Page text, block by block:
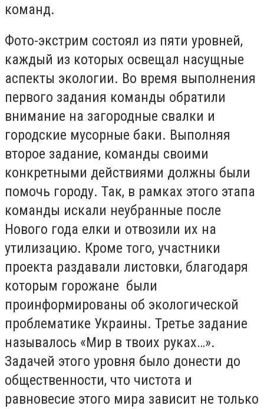
команд.
Фото-экстрим состоял из пяти уровней,
каждый из которых освещал насущные
аспекты экологии. Во время выполнения
первого задания команды обратили
внимание на загородные свалки и
городские мусорные баки. Выполняя
второе задание, команды своими
конкретными действиями должны были
помочь городу. Так, в рамках этого этапа
команды искали неубранные после
Нового года елки и отвозили их на
утилизацию. Кроме того, участники
проекта раздавали листовки, благодаря
которым горожане были
проинформированы об экологической
проблематике Украины. Третье задание
называлось «Мир в твоих руках…».
Задачей этого уровня было донести до
общественности, что чистота и
равновесие этого мира зависит не только